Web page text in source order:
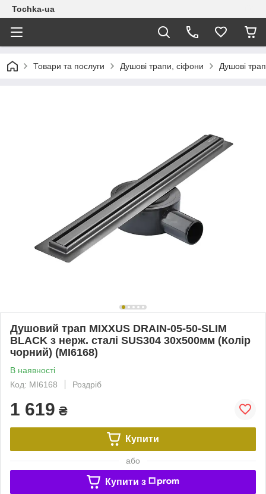
Tochka-ua
Товари та послуги Душові трапи, сіфони Душові
Душовий трап MIXXUS DRAIN-05-50-SLIM
BLACK з нерж. сталі SUS304 30x500мм (Колір
чорний) (MI6168)
В наявності
Код: MI6168
Роздріб
1 619 ₴
Купити
або
Купити з